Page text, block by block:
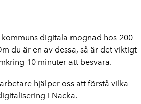
digitala mognad hos 200
du är en av dessa, så är det viktigt
10 minuter att besvara.
hjälper oss att förstå vilka
i Nacka.